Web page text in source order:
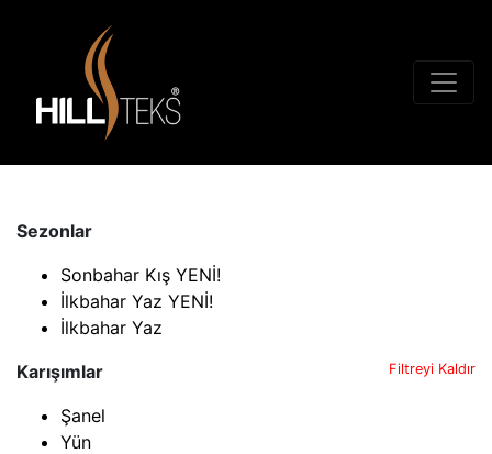
Sezonlar
Sonbahar Kış YENİ!
İlkbahar Yaz YENİ!
İlkbahar Yaz
Karışımlar
Filtreyi Kaldır
Şanel
Yün